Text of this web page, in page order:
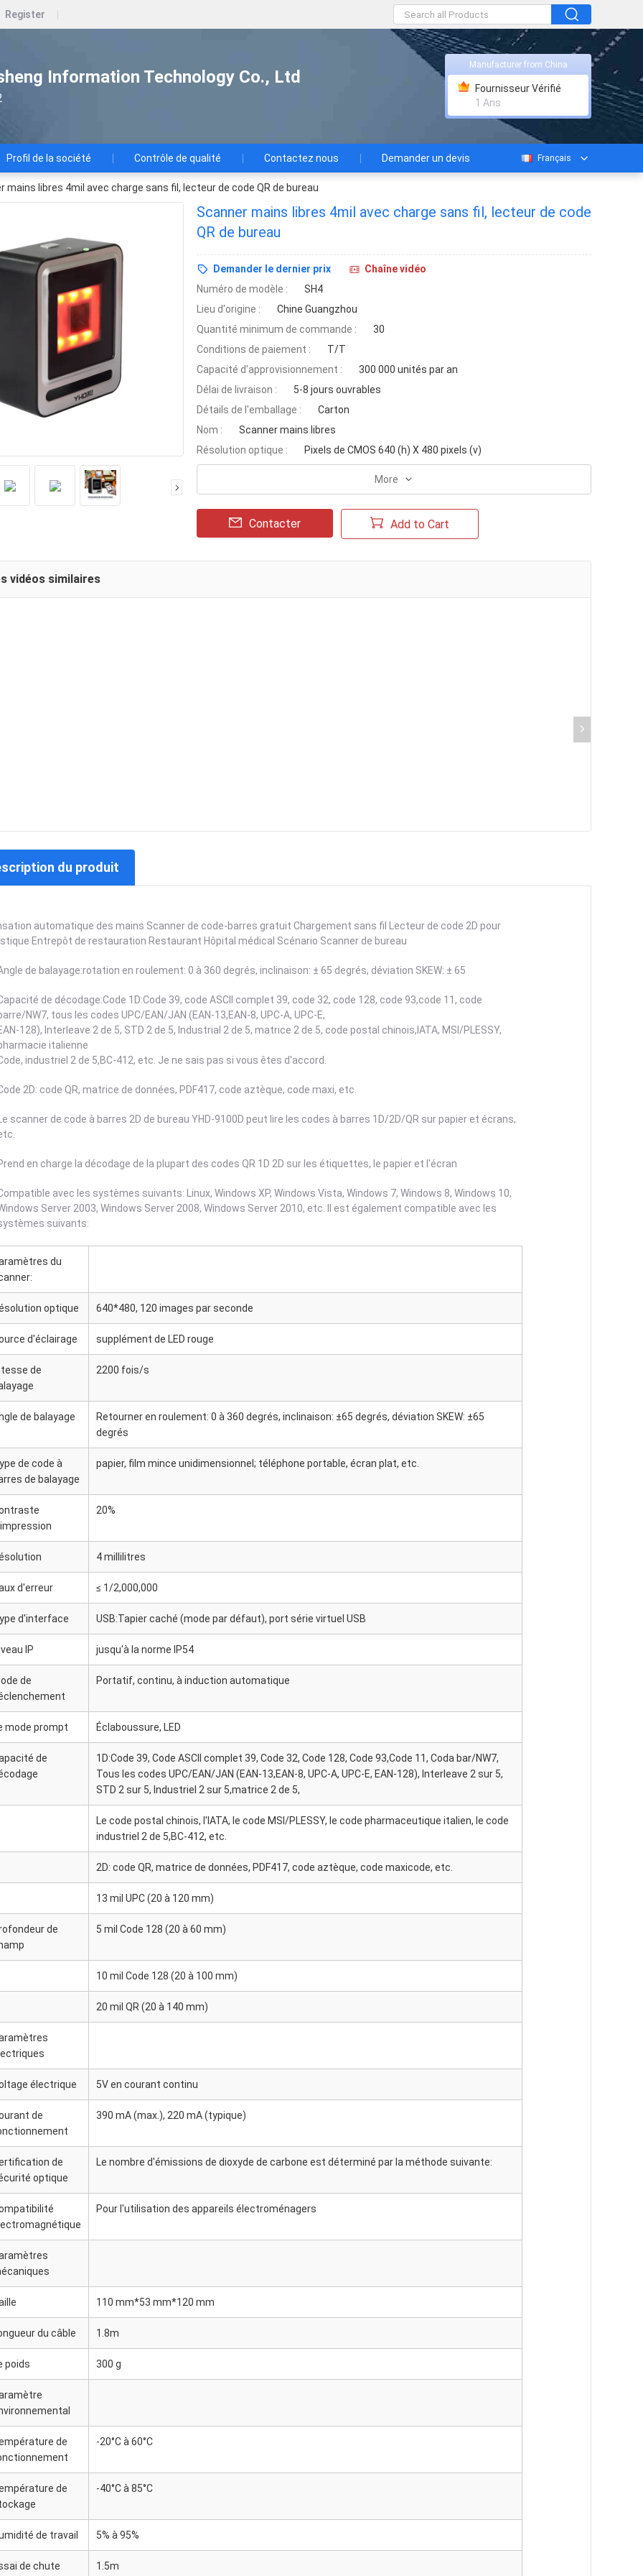
Register
Information Technology Co., Ltd
Manufacturer from China
Fournisseur Vérifié
1 Ans
Profil de la société Contrôle de qualité Contactez nous Demander un devis Français
mains libres 4mil avec charge sans fil, lecteur de code QR de bureau
Scanner mains libres 4mil avec charge sans fil, lecteur de code
QR de bureau
Demander le dernier prix
Chaîne vidéo
Numéro de modèle :
SH4
Lieu d'origine :
Chine Guangzhou
Quantité minimum de commande :
30
Conditions de paiement :
T/T
Capacité d'approvisionnement :
300 000 unités par an
Délai de livraison :
5-8 jours ouvrables
Détails de l'emballage :
Carton
Nom :
Scanner mains libres
Résolution optique :
Pixels de CMOS 640 (h) X 480 pixels (v)
More
Contacter Add to Cart
vidéos similaires
du produit
automatique des mains Scanner de code-barres gratuit Chargement sans fil Lecteur de code 2D pour
Entrepôt de restauration Restaurant Hôpital médical Scénario Scanner de bureau
de balayage:rotation en roulement: 0 à 360 degrés, inclinaison: ± 65 degrés, déviation SKEW: ± 65
de décodage:Code 1D:Code 39, code ASCII complet 39, code 32, code 128, code 93,code 11, code
NW7, tous les codes UPC/EAN/JAN (EAN-13,EAN-8, UPC-A, UPC-E,
128), Interleave 2 de 5, STD 2 de 5, Industrial 2 de 5, matrice 2 de 5, code postal chinois,IATA, MSI/PLESSY,
italienne
industriel 2 de 5,BC-412, etc. Je ne sais pas si vous êtes d'accord.
2D: code QR, matrice de données, PDF417, code aztèque, code maxi, etc.
Le scanner de code à barres 2D de bureau YHD-9100D peut lire les codes à barres 1D/2D/QR sur papier et écrans,
en charge la décodage de la plupart des codes QR 1D 2D sur les étiquettes, le papier et l'écran
avec les systèmes suivants: Linux, Windows XP, Windows Vista, Windows 7, Windows 8, Windows 10,
Server 2003, Windows Server 2008, Windows Server 2010, etc. Il est également compatible avec les
suivants:
du
optique 640*480, 120 images par seconde
d'éclairage supplément de LED rouge
de
2200 fois/s
de balayage
Retourner en roulement: 0 à 360 degrés, inclinaison: ±65 degrés, déviation SKEW: ±65
degrés
de code à
de balayage
papier, film mince unidimensionnel; téléphone portable, écran plat, etc.
20%
4 millilitres
d'erreur ≤ 1/2,000,000
d'interface USB:Tapier caché (mode par défaut), port série virtuel USB
IP jusqu'à la norme IP54
de
Portatif, continu, à induction automatique
mode prompt Éclaboussure, LED
de
1D:Code 39, Code ASCII complet 39, Code 32, Code 128, Code 93,Code 11, Coda bar/NW7,
Tous les codes UPC/EAN/JAN (EAN-13,EAN-8, UPC-A, UPC-E, EAN-128), Interleave 2 sur 5,
STD 2 sur 5, Industriel 2 sur 5,matrice 2 de 5,
Le code postal chinois, l'IATA, le code MSI/PLESSY, le code pharmaceutique italien, le code
industriel 2 de 5,BC-412, etc.
2D: code QR, matrice de données, PDF417, code aztèque, code maxicode, etc.
13 mil UPC (20 à 120 mm)
de
5 mil Code 128 (20 à 60 mm)
10 mil Code 128 (20 à 100 mm)
20 mil QR (20 à 140 mm)
électrique 5V en courant continu
de
390 mA (max.), 220 mA (typique)
de
optique
Le nombre d'émissions de dioxyde de carbone est déterminé par la méthode suivante:
Pour l'utilisation des appareils électroménagers
110 mm*53 mm*120 mm
du câble 1.8m
poids 300 g
de
-20°C à 60°C
de
-40°C à 85°C
de travail 5% à 95%
de chute 1.5m